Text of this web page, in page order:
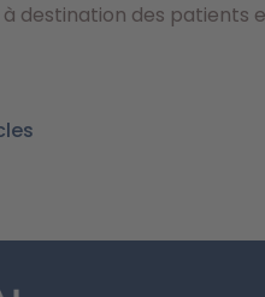
destination des patients